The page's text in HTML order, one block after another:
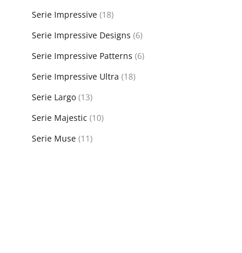
Serie Impressive (18)
Serie Impressive Designs (6)
Serie Impressive Patterns (6)
Serie Impressive Ultra (18)
Serie Largo (13)
Serie Majestic (10)
Serie Muse (11)